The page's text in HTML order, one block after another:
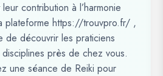
contribution à l’harmonie
plateforme https://trouvpro.fr/ ,
de découvrir les praticiens
près de chez vous.
une séance de Reiki pour